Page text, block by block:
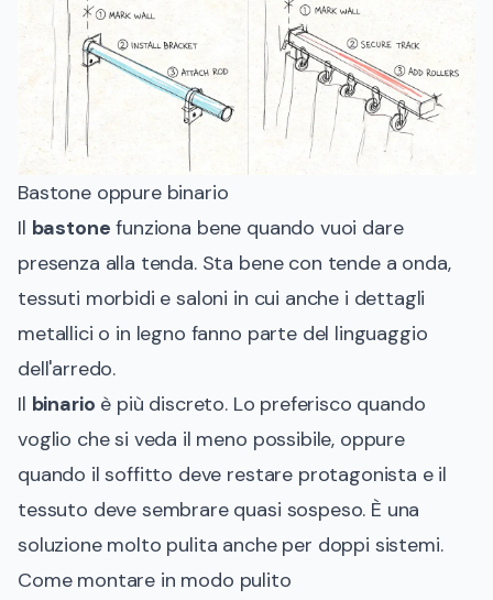
Bastone oppure binario
Il bastone funziona bene quando vuoi dare
presenza alla tenda. Sta bene con tende a onda,
tessuti morbidi e saloni in cui anche i dettagli
metallici o in legno fanno parte del linguaggio
dell'arredo.
Il binario è più discreto. Lo preferisco quando
voglio che si veda il meno possibile, oppure
quando il soffitto deve restare protagonista e il
tessuto deve sembrare quasi sospeso. È una
soluzione molto pulita anche per doppi sistemi.
Come montare in modo pulito